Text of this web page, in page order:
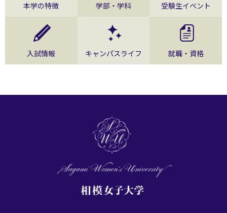
本学の特徴 学部・学科 受験生イベント
入試情報 キャンパスライフ 就職・資格